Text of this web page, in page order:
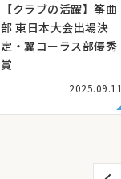
【クラブの活躍】筝曲
部 東日本大会出場決
定・翼コーラス部優秀
賞
2025.09.11